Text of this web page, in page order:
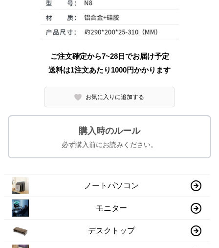
ご注文確定から7~28日でお届け予定
送料は1注文あたり 1000円かかります
お気に入りに追加する
購入時のルール
必ず購入前にお読みください。
ノートパソコン
モニター
デスクトップ